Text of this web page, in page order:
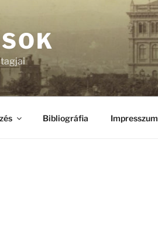
Bibliográfia Impresszum